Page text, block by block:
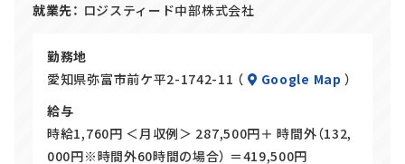
就業先 ロジスティード中部株式会社
勤務地
愛知県弥富市前ケ平2-1742-11 （
Google Map ）
給与
時給1,760円 ＜月収例＞ 287,500円＋ 時間外（132,
000円※時間外60時間の場合） ＝419,500円